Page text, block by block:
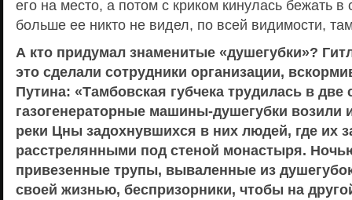
его на место, а потом с криком кинулась бежать в
больше ее никто не видел, по всей видимости,
А кто придумал знаменитые «душегубки»?
это сделали сотрудники организации,
Путина: «Тамбовская губчека трудилась в
газогенераторные машины-душегубки возили
реки Цны задохнувшихся в них людей, где их
расстрелянными под стеной монастыря.
привезенные трупы, вываленные из
своей жизнью, беспризорники, чтобы на